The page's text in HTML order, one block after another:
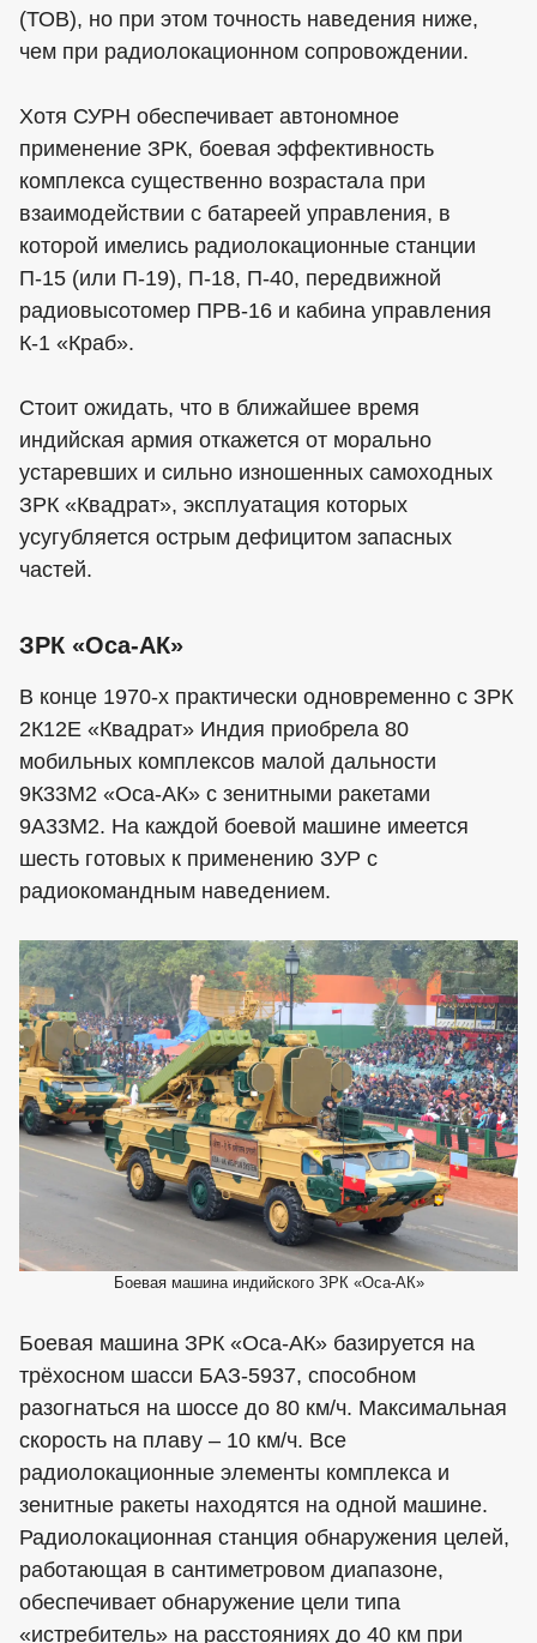
(ТОВ), но при этом точность наведения ниже,
чем при радиолокационном сопровождении.
Хотя СУРН обеспечивает автономное
применение ЗРК, боевая эффективность
комплекса существенно возрастала при
взаимодействии с батареей управления, в
которой имелись радиолокационные станции
П-15 (или П-19), П-18, П-40, передвижной
радиовысотомер ПРВ-16 и кабина управления
К-1 «Краб».
Стоит ожидать, что в ближайшее время
индийская армия откажется от морально
устаревших и сильно изношенных самоходных
ЗРК «Квадрат», эксплуатация которых
усугубляется острым дефицитом запасных
частей.
ЗРК «Оса-АК»
В конце 1970-х практически одновременно с ЗРК
2К12Е «Квадрат» Индия приобрела 80
мобильных комплексов малой дальности
9К33М2 «Оса-АК» с зенитными ракетами
9А33М2. На каждой боевой машине имеется
шесть готовых к применению ЗУР с
радиокомандным наведением.
Боевая машина индийского ЗРК «Оса-АК»
Боевая машина ЗРК «Оса-АК» базируется на
трёхосном шасси БАЗ-5937, способном
разогнаться на шоссе до 80 км/ч. Максимальная
скорость на плаву – 10 км/ч. Все
радиолокационные элементы комплекса и
зенитные ракеты находятся на одной машине.
Радиолокационная станция обнаружения целей,
работающая в сантиметровом диапазоне,
обеспечивает обнаружение цели типа
«истребитель» на расстояниях до 40 км при